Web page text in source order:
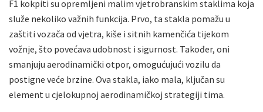
F1 kokpiti su opremljeni malim vjetrobranskim staklima koja
služe nekoliko važnih funkcija. Prvo, ta stakla pomažu u
zaštiti vozača od vjetra, kiše i sitnih kamenčića tijekom
vožnje, što povećava udobnost i sigurnost. Također, oni
smanjuju aerodinamički otpor, omogućujući vozilu da
postigne veće brzine. Ova stakla, iako mala, ključan su
element u cjelokupnoj aerodinamičkoj strategiji tima.